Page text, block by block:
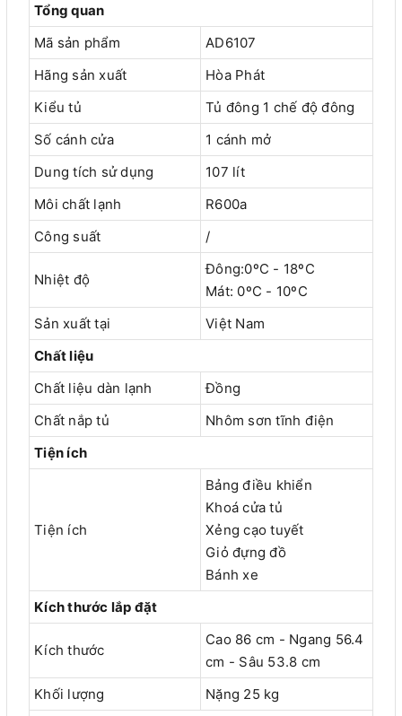
Tổng quan
Mã sản phẩm
AD6107
Hãng sản xuất
Hòa Phát
Kiểu tủ
Tủ đông 1 chế độ đông
Số cánh cửa
1 cánh mở
Dung tích sử dụng
107 lít
Môi chất lạnh
R600a
Công suất
/
Nhiệt độ
Đông:0ºC - 18ºC
Mát: 0ºC - 10ºC
Sản xuất tại
Việt Nam
Chất liệu
Chất liệu dàn lạnh
Đồng
Chất nắp tủ
Nhôm sơn tĩnh điện
Tiện ích
Tiện ích
Bảng điều khiển
Khoá cửa tủ
Xẻng cạo tuyết
Giỏ đựng đồ
Bánh xe
Kích thước lắp đặt
Kích thước
Cao 86 cm - Ngang 56.4
cm - Sâu 53.8 cm
Khối lượng
Nặng 25 kg